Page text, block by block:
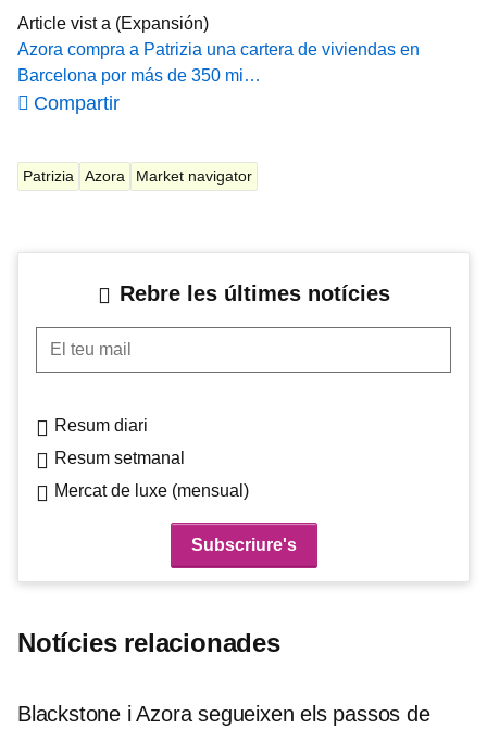
Article vist a (Expansión)
Azora compra a Patrizia una cartera de viviendas en
Barcelona por más de 350 mi…
Compartir
Patrizia Azora Market navigator
Rebre les últimes notícies
El teu mail
Resum diari
Resum setmanal
Mercat de luxe (mensual)
Notícies relacionades
Blackstone i Azora segueixen els passos de